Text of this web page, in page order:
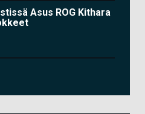
Asus ROG Kithara